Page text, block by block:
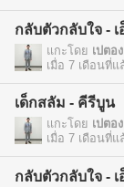
กลับตัวกลับใจ -
แกะโดย เปตอง
เมื่อ 7 เดือนที่แ
เด็กสลัม - คีรีบูน
แกะโดย เปตอง
เมื่อ 7 เดือนที่แ
กลับตัวกลับใจ -